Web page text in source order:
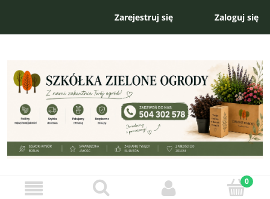
Zarejestruj się Zaloguj się